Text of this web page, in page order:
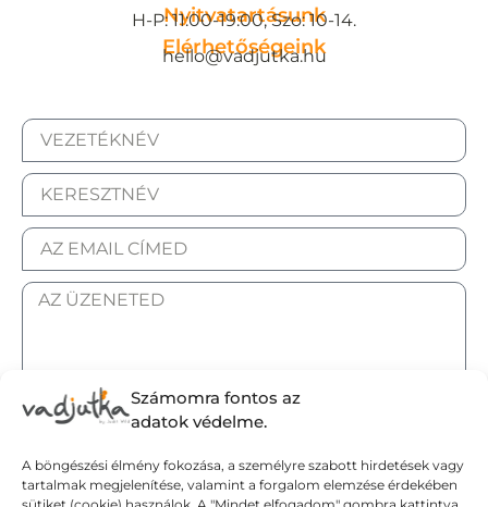
Számomra fontos az
adatok védelme.
A böngészési élmény fokozása, a személyre szabott hirdetések vagy
tartalmak megjelenítése, valamint a forgalom elemzése érdekében
Nyitvatartásunk
H-P: 11:00-19:00, Szo: 10-14.
Elérhetőségeink
hello@vadjutka.hu
ELFOGADOM AZ ADATKEZELÉSI TÁJÉKOZTATÓT.
Elküldöm